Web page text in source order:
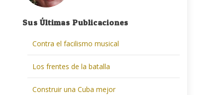
Sus Últimas Publicaciones
Contra el facilismo musical
Los frentes de la batalla
Construir una Cuba mejor